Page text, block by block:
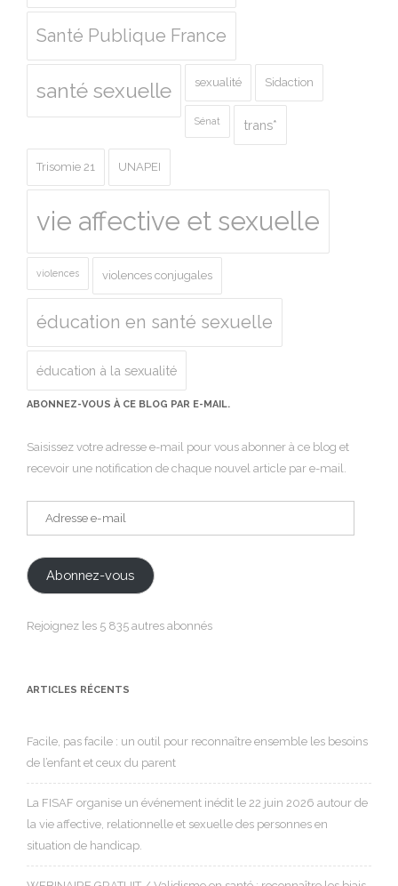
Santé Publique France
santé sexuelle sexualité Sidaction
Sénat trans*
Trisomie 21 UNAPEI
vie affective et sexuelle
violences violences conjugales
éducation en santé sexuelle
éducation à la sexualité
ABONNEZ-VOUS À CE BLOG PAR E-MAIL.
Saisissez votre adresse e-mail pour vous abonner à ce blog et
recevoir une notification de chaque nouvel article par e-mail.
Abonnez-vous
Rejoignez les 5 835 autres abonnés
ARTICLES RÉCENTS
Facile, pas facile : un outil pour reconnaître ensemble les besoins
de l’enfant et ceux du parent
La FISAF organise un événement inédit le 22 juin 2026 autour de
la vie affective, relationnelle et sexuelle des personnes en
situation de handicap.